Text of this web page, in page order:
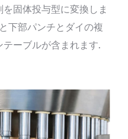
固体投与型に変換しま
下部パンチとダイの複
ーブルが含まれます.